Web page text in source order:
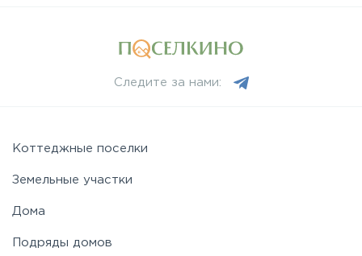
Следите за нами:
Коттеджные поселки
Земельные участки
Дома
Подряды домов